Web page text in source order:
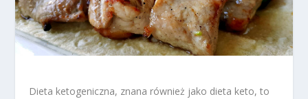
Dieta ketogeniczna, znana również jako dieta keto, to